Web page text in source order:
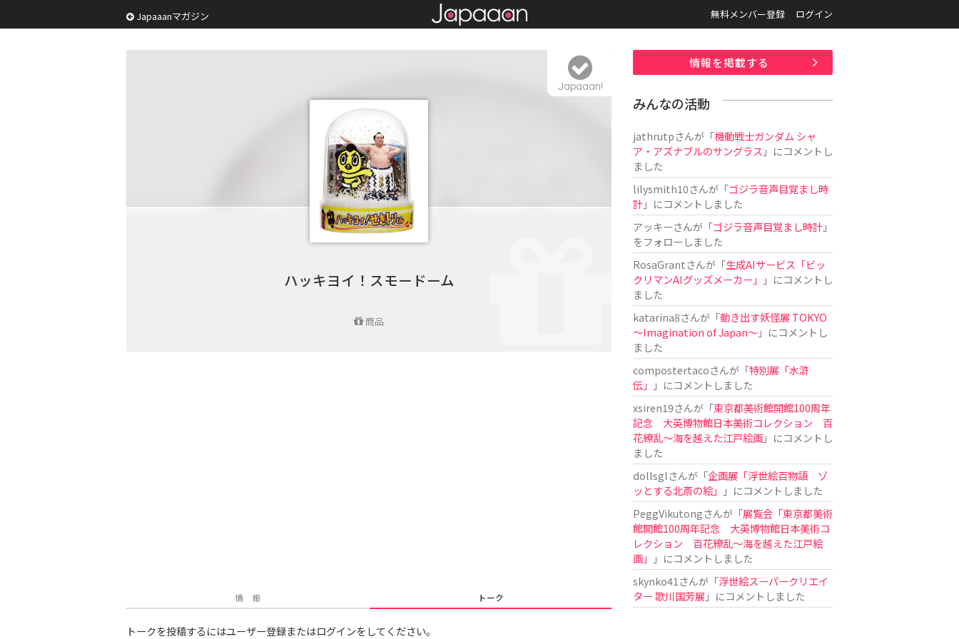
Japaaanマガジン 無料メンバー登録 ログイン
ハッキヨイ！スモードーム
商品
Japaaan!
情 報 トーク
トークを投稿するにはユーザー登録またはログインをしてください。
情報を掲載する
みんなの活動
jathrutpさんが「機動戦士ガンダム シャ
ア・アズナブルのサングラス 」にコメントし
ました
lilysmith10さんが「ゴジラ音声目覚まし時
計」にコメントしました
アッキーさんが「ゴジラ音声目覚まし時計」
をフォローしました
RosaGrantさんが「生成AIサービス「ビッ
クリマンAIグッズメーカー」
」にコメントし
ました
katarina8さんが「動き出す妖怪展 TOKYO
〜Imagination of Japan〜」にコメントし
ました
compostertacoさんが「特別展「水滸
伝」
」にコメントしました
xsiren19さんが「東京都美術館開館100周年
記念 大英博物館日本美術コレクション 百
花繚乱～海を越えた江戸絵画」にコメントし
ました
dollsglさんが「企画展「浮世絵百物語 ゾ
ッとする北斎の絵」
」にコメントしました
PeggVikutongさんが「展覧会「東京都美術
館開館100周年記念 大英博物館日本美術コ
レクション 百花繚乱〜海を越えた江戸絵
画」
」にコメントしました
skynko41 さんが「浮世絵スーパークリエイ
ター 歌川国芳展 」にコメントしました